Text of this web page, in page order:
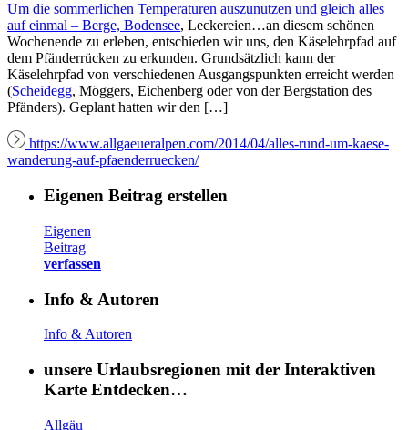
Um die sommerlichen Temperaturen auszunutzen und gleich alles
auf einmal – Berge, Bodensee, Leckereien…an diesem schönen
Wochenende zu erleben, entschieden wir uns, den Käselehrpfad auf
dem Pfänderrücken zu erkunden. Grundsätzlich kann der
Käselehrpfad von verschiedenen Ausgangspunkten erreicht werden
(Scheidegg, Möggers, Eichenberg oder von der Bergstation des
Pfänders). Geplant hatten wir den […]
https://www.allgaeueralpen.com/2014/04/alles-rund-um-kaese-
wanderung-auf-pfaenderruecken/
Eigenen Beitrag erstellen
Eigenen
Beitrag
verfassen
Info & Autoren
Info & Autoren
unsere Urlaubsregionen mit der Interaktiven
Karte Entdecken…
Allgäu